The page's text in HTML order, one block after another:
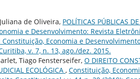
de Oliveira, POLÍTICAS PÚBLICAS
e Desenvolvimento: Revista
Constituição, Economia e
v. 7, n. 13, ago./dez. 2015.
Tiago Fensterseifer, O DIREITO
ECOLÓGICA , Constituição,